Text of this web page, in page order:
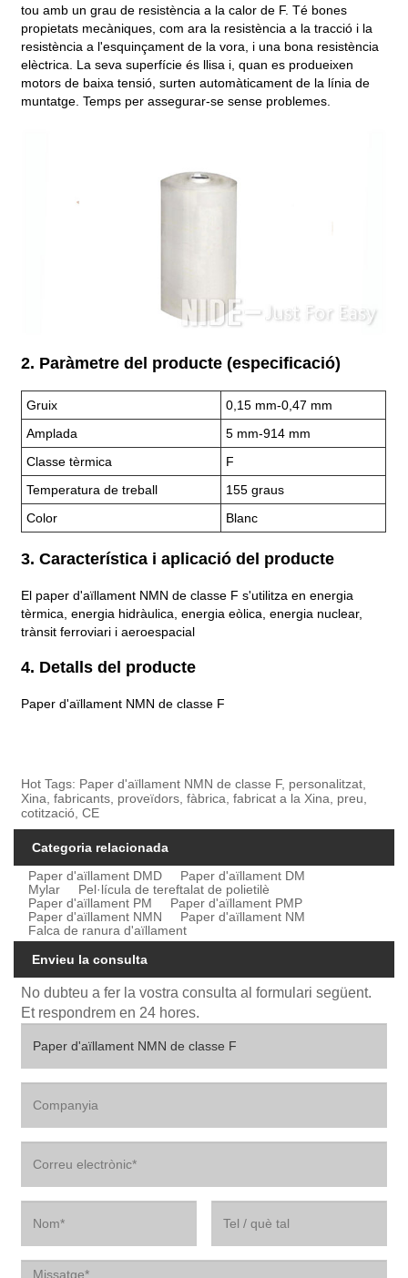
tou amb un grau de resistència a la calor de F. Té bones
propietats mecàniques, com ara la resistència a la tracció i la
resistència a l'esquinçament de la vora, i una bona resistència
elèctrica. La seva superfície és llisa i, quan es produeixen
motors de baixa tensió, surten automàticament de la línia de
muntatge. Temps per assegurar-se sense problemes.
2. Paràmetre del producte (especificació)
Gruix
0,15 mm-0,47 mm
Amplada
5 mm-914 mm
Classe tèrmica
F
Temperatura de treball
155 graus
Color
Blanc
3. Característica i aplicació del producte
El paper d'aïllament NMN de classe F s'utilitza en energia
tèrmica, energia hidràulica, energia eòlica, energia nuclear,
trànsit ferroviari i aeroespacial
4. Detalls del producte
Paper d'aïllament NMN de classe F
Hot Tags: Paper d'aïllament NMN de classe F, personalitzat,
Xina, fabricants, proveïdors, fàbrica, fabricat a la Xina, preu,
cotització, CE
Categoria relacionada
Paper d'aïllament DMD
Paper d'aïllament DM
Mylar
Pel·lícula de tereftalat de polietilè
Paper d'aïllament PM
Paper d'aïllament PMP
Paper d'aïllament NMN
Paper d'aïllament NM
Falca de ranura d'aïllament
Envieu la consulta
No dubteu a fer la vostra consulta al formulari següent.
Et respondrem en 24 hores.